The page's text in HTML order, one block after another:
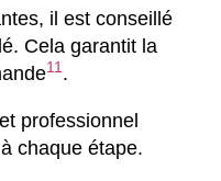
il est conseillé
Cela garantit la
11 .
professionnel
chaque étape.